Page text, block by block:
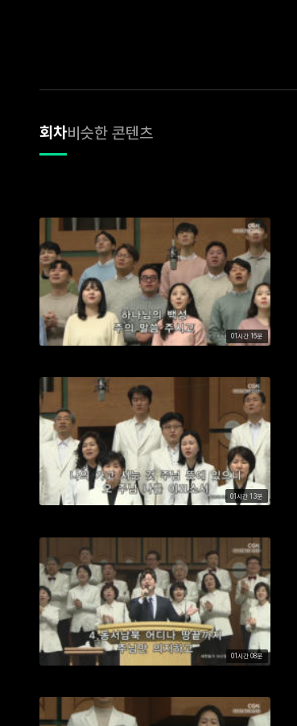
회차비슷한 콘텐츠
01시간 16분
01시간 13분
01시간 08분